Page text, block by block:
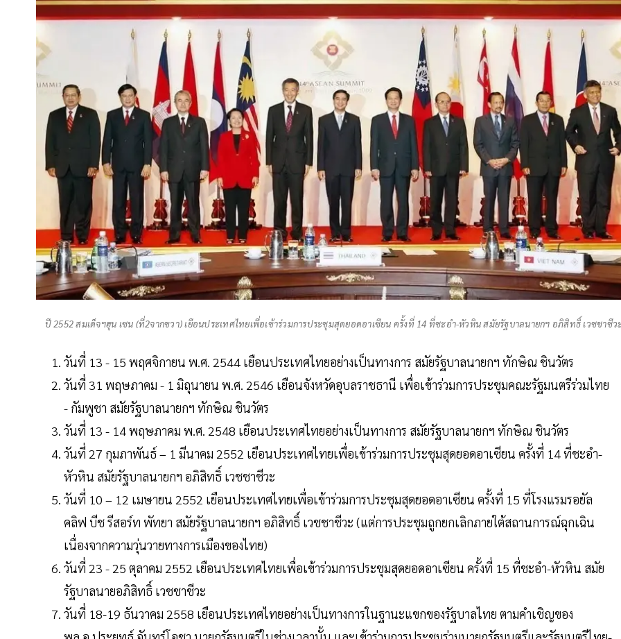
ปี 2552 สมเด็จฯฮุน เซน (ที่2จากขวา) เยือนประเทศไทยเพื่อเข้าร่วมการประชุมสุดยอดอาเซียน ครั้งที่ 14 ที่ชะอำ-หัวหิน สมัยรัฐบาลนายกฯ อภิสิทธิ์ เวชชาชีว
วันที่ 13 - 15 พฤศจิกายน พ.ศ. 2544 เยือนประเทศไทยอย่างเป็นทางการ สมัยรัฐบาลนายกฯ ทักษิณ ชินวัตร
วันที่ 31 พฤษภาคม - 1 มิถุนายน พ.ศ. 2546 เยือนจังหวัดอุบลราชธานี เพื่อเข้าร่วมการประชุมคณะรัฐมนตรีร่วมไทย
- กัมพูชา สมัยรัฐบาลนายกฯ ทักษิณ ชินวัตร
วันที่ 13 - 14 พฤษภาคม พ.ศ. 2548 เยือนประเทศไทยอย่างเป็นทางการ สมัยรัฐบาลนายกฯ ทักษิณ ชินวัตร
วันที่ 27 กุมภาพันธ์ – 1 มีนาคม 2552 เยือนประเทศไทยเพื่อเข้าร่วมการประชุมสุดยอดอาเซียน ครั้งที่ 14 ที่ชะอำ-
หัวหิน สมัยรัฐบาลนายกฯ อภิสิทธิ์ เวชชาชีวะ
วันที่ 10 – 12 เมษายน 2552 เยือนประเทศไทยเพื่อเข้าร่วมการประชุมสุดยอดอาเซียน ครั้งที่ 15 ที่โรงแรมรอยัล
คลิฟ บีช รีสอร์ท พัทยา สมัยรัฐบาลนายกฯ อภิสิทธิ์ เวชชาชีวะ (แต่การประชุมถูกยกเลิกภายใต้สถานการณ์ฉุกเฉิน
เนื่องจากความวุ่นวายทางการเมืองของไทย)
วันที่ 23 - 25 ตุลาคม 2552 เยือนประเทศไทยเพื่อเข้าร่วมการประชุมสุดยอดอาเซียน ครั้งที่ 15 ที่ชะอำ-หัวหิน สมัย
รัฐบาลนายอภิสิทธิ์ เวชชาชีวะ
วันที่ 18-19 ธันวาคม 2558 เยือนประเทศไทยอย่างเป็นทางการในฐานะแขกของรัฐบาลไทย ตามคำเชิญของ